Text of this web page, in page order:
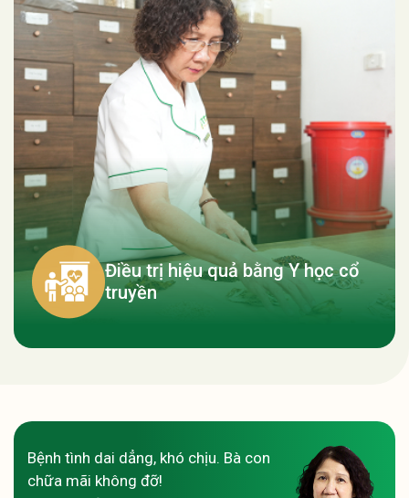
Điều trị hiệu quả bằng Y học cổ
truyền
Bệnh tình dai dẳng, khó chịu. Bà con
chữa mãi không đỡ!